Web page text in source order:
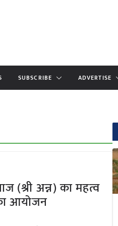
SUBSCRIBE ADVERTISE
(श्री अन्न) का महत्व
आयोजन